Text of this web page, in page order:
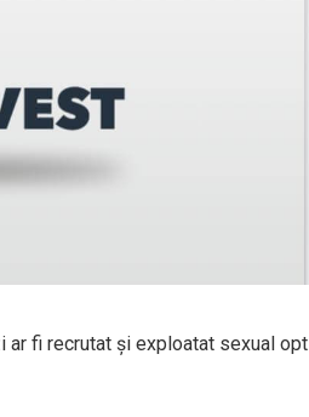
ar fi recrutat și exploatat sexual opt